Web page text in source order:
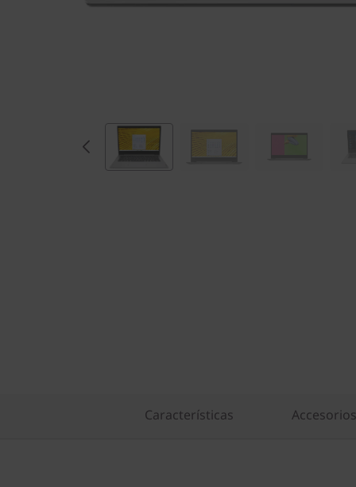
Características